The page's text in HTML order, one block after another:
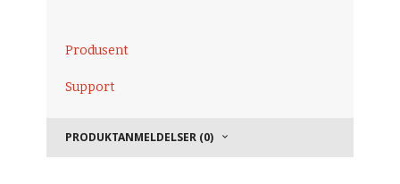
Produsent
Support
PRODUKTANMELDELSER (0)